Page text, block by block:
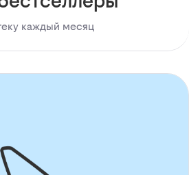
каждый месяц